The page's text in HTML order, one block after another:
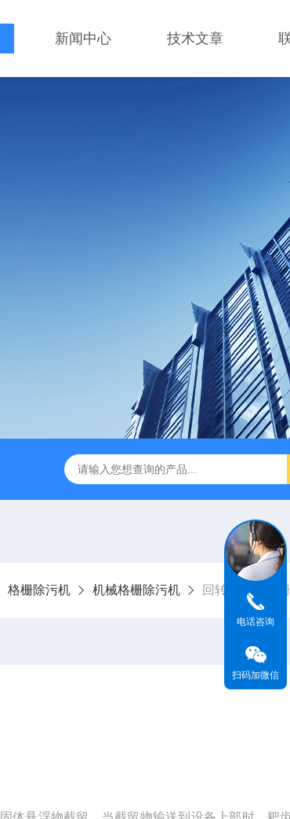
新闻中心 技术文章
伞型双曲面立式搅拌机 WNG5二沉池刮吸泥机原
格栅除污机 机械格栅除污机 回转式雨水格
电话咨询
扫码加微信